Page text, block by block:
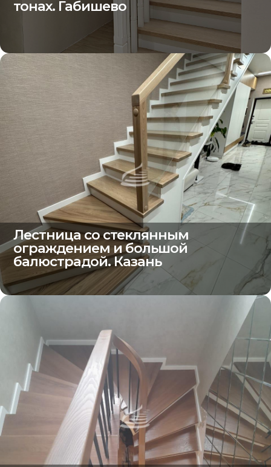
тонах. Габишево
Лестница со стеклянным
ограждением и большой
балюстрадой. Казань